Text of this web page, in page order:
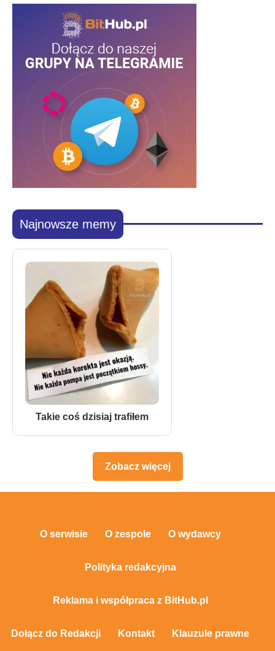
Najnowsze memy
Takie coś dzisiaj trafiłem
Zobacz więcej
O serwisie O zespole O wydawcy
Polityka redakcyjna
Reklama i współpraca z BitHub.pl
Dołącz do Redakcji Kontakt Klauzule prawne